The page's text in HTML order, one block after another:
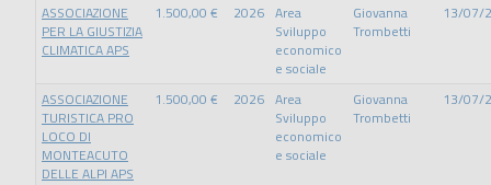
ASSOCIAZIONE
PER LA GIUSTIZIA
CLIMATICA APS
1.500,00 € 2026 Area
Sviluppo
economico
e sociale
Giovanna
Trombetti
13/07/
ASSOCIAZIONE
TURISTICA PRO
LOCO DI
MONTEACUTO
DELLE ALPI APS
1.500,00 € 2026 Area
Sviluppo
economico
e sociale
Giovanna
Trombetti
13/07/